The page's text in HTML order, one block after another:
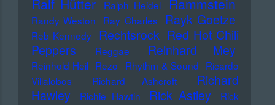
Ralf Hütter Ralph Heidel Rammstein
Randy Weston Ray Charles Rayk Goetze
Reb Kennedy Rechtsrock Red Hot Chili
Peppers
Reggae Reinhard Mey
Reinhold Heil Rezo Rhythm & Sound Ricardo
Villalobos
Richard Ashcroft
Richard
Hawley
Richie Hawtin Rick Astley
Rick